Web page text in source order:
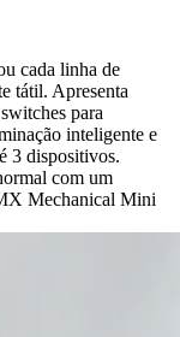
cada linha de
tátil. Apresenta
para
inteligente e
3 dispositivos.
com um
Mechanical Mini